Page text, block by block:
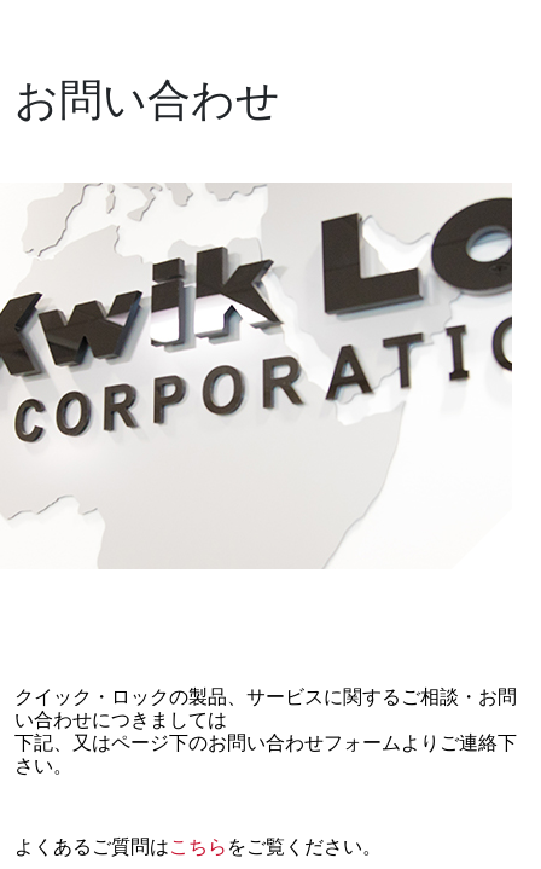
お問い合わせ
クイック・ロックの製品、サービスに関するご相談・お問
い合わせにつきましては
下記、又はページ下のお問い合わせフォームよりご連絡下
さい。
よくあるご質問はこちら をご覧ください。